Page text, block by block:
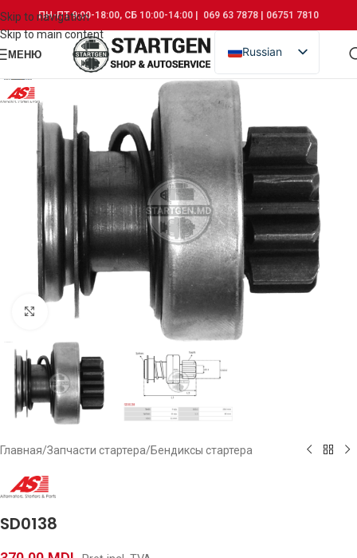
Skip to navigation
Skip to main content
ПН-ПТ 9:00-18:00, СБ 10:00-14:00 | 069 63 7878 | 06751 7810
МЕНЮ
Russian
Romanian
Click to enlarge
Главная/Запчасти стартера/Бендиксы стартера
SD0138